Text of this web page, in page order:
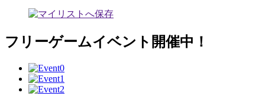
フリーゲームイベント開催中！